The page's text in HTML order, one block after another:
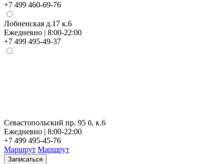
+7 499 460-69-76
Лобненская д.17 к.6
Ежедневно | 8:00-22:00
+7 499 495-49-37
Севастопольский пр. 95 б, к.6
Ежедневно | 8:00-22:00
+7 499 495-45-76
Маршрут Маршрут
Записаться